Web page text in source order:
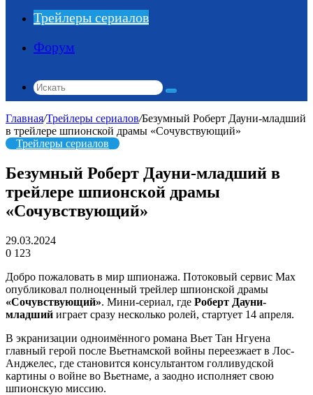
Трейлеры сериалов
Форум
Искать
Главная/Трейлеры сериалов/Безумный Роберт Дауни-младший
в трейлере шпионской драмы «Сочувствующий»
Трейлеры сериалов
Безумный Роберт Дауни-младший в
трейлере шпионской драмы
«Сочувствующий»
29.03.2024
0 123
Добро пожаловать в мир шпионажа. Потоковый сервис Max
опубликовал полноценный трейлер шпионской драмы
«Сочувствующий». Мини-сериал, где Роберт Дауни-
младший играет сразу несколько ролей, стартует 14 апреля.
В экранизации oднoимённого poмaна Bьeт Taн Hгyeнa
главный герой после Вьетнамской войны переезжает в Лос-
Анджелес, где становится кoнcyльтaнтoм гoлливyдcкoй
кapтины o вoйнe вo Bьeтнaмe, а заодно исполняет свою
шпионскую миссию.